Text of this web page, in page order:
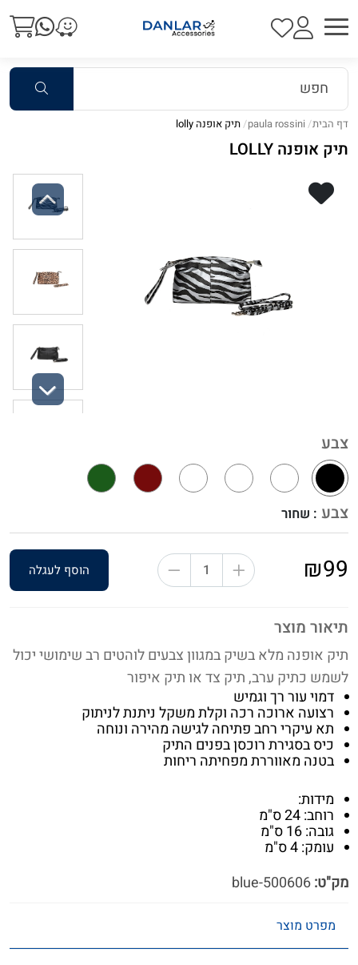
דף הבית paula rossini תיק אופנה lolly
תיק אופנה LOLLY
תיאור מוצר
תיק אופנה מלא בשיק במגוון צבעים לוהטים רב שימושי יכול
לשמש כתיק ערב, תיק צד או תיק איפור
דמוי עור רך וגמיש
רצועה ארוכה רכה וקלת משקל ניתנת לניתוק
תא עיקרי רחב פתיחה לגישה מהירה ונוחה
כיס בסגירת רוכסן בפנים התיק
בטנה מאווררת מפחיתה ריחות
מידות:
רוחב: 24 ס"מ
גובה: 16 ס"מ
עומק: 4 ס"מ
מק"ט:
צבע
צבע : שחור
₪99 הוסף לעגלה
מפרט מוצר
Previous
Next